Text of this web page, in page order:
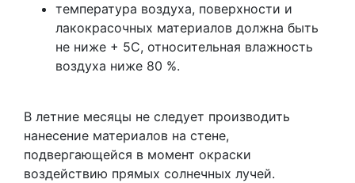
температура воздуха, поверхности и
лакокрасочных материалов должна быть
не ниже + 5С, относительная влажность
воздуха ниже 80 %.
В летние месяцы не следует производить
нанесение материалов на стене,
подвергающейся в момент окраски
воздействию прямых солнечных лучей.